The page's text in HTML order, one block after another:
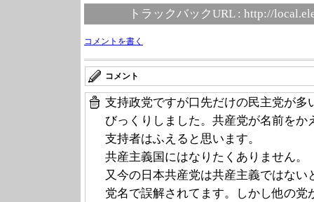
トラックバックURL : http://
コメントを書く
コメント
支持政党ですが口先だけの民主党が多
びっくりしました。共産党が名前をか
支持者はふえると思います。
共産主義国にはなりたくありません。
又今の日本共産党は共産主義ではない
党名で誤解されてます。しかし他の党